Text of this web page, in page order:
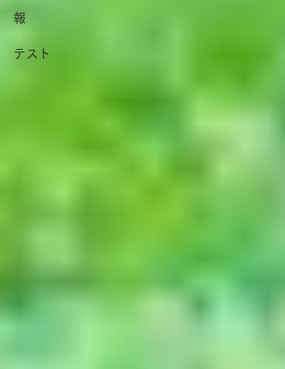
報
テスト